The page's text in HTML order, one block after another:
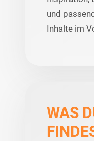
und
Inhalte im
WAS